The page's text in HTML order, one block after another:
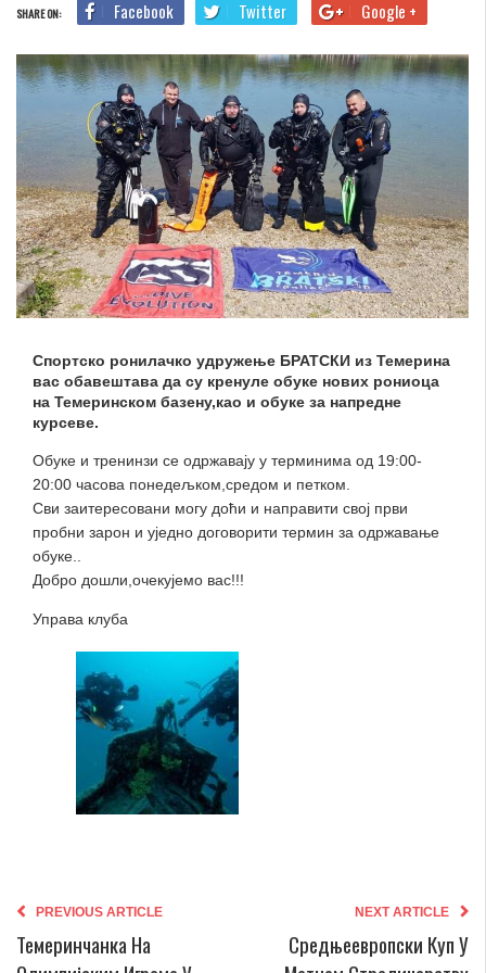
SHARE ON: Facebook Twitter Google +
Спортско ронилачко удружење БРАТСКИ из Темерина
вас обавештава да су кренуле обуке нових рониоца
на Темеринском базену,као и обуке за напредне
курсеве.
Обуке и тренинзи се одржавају у терминима од 19:00-
20:00 часова понедељком,средом и петком.
Сви заитересовани могу доћи и направити свој први
пробни зарон и уједно договорити термин за одржавање
обуке..
Добро дошли,очекујемо вас!!!
Управа клуба
PREVIOUS ARTICLE
Темеринчанка На
NEXT ARTICLE
Средњеевропски Куп У